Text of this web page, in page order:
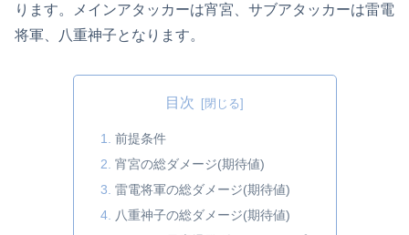
ります。メインアタッカーは宵宮、サブアタッカーは雷電
将軍、八重神子となります。
目次
前提条件
宵宮の総ダメージ(期待値)
雷電将軍の総ダメージ(期待値)
八重神子の総ダメージ(期待値)